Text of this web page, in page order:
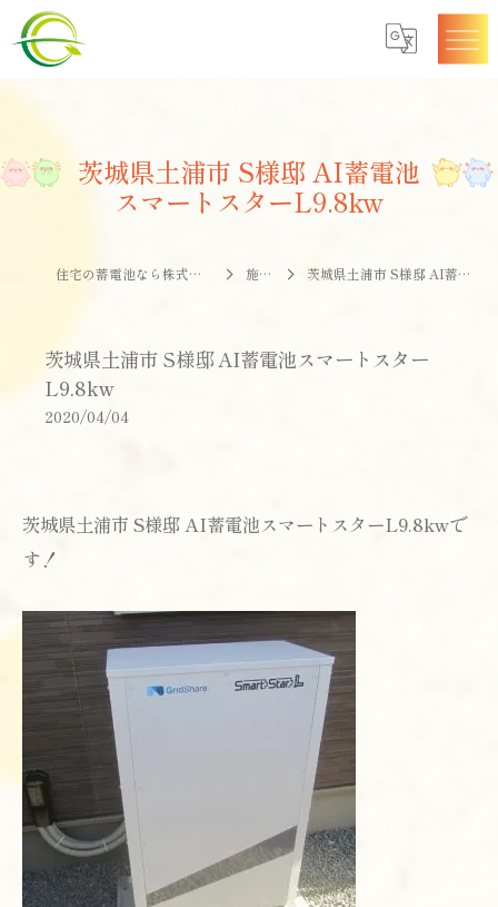
茨城県土浦市 S様邸 AI蓄電池
スマートスターL9.8kw
住宅の蓄電池なら株式会社エナジークオリティー 施工事例 茨城県土浦市 S様邸 AI蓄電池スマートスターL9.8kw
茨城県土浦市 S様邸 AI蓄電池スマートスター
L9.8kw
2020/04/04
茨城県土浦市 S様邸 AI蓄電池スマートスターL9.8kwで
す！